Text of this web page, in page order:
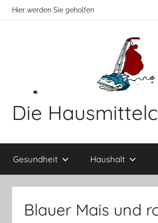
ZumHier werden Sie geholfen
Die
werden
Sie
Gesundheit Haushalt
Blauer Mais und